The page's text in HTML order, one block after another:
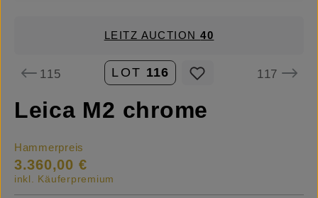
LEITZ AUCTION40
115 LOT 116 117
Leica M2 chrome
Hammerpreis
3.360,00 €
inkl. Käuferpremium